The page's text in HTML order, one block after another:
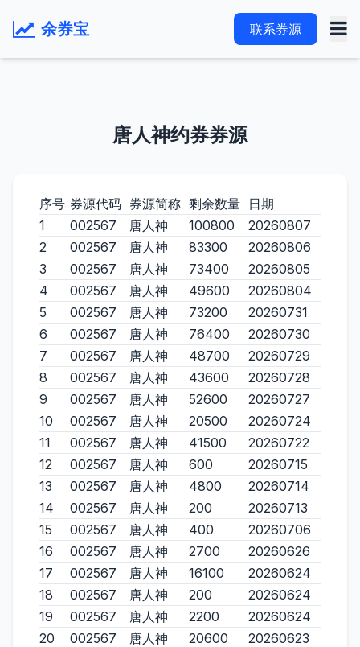
余券宝 联系券源
唐人神约券券源
序号 券源代码 券源简称 剩余数量 日期
1
002567 唐人神 100800
20260807
2
002567 唐人神 83300
20260806
3
002567 唐人神 73400
20260805
4
002567 唐人神 49600
20260804
5
002567 唐人神 73200
20260731
6
002567 唐人神 76400
20260730
7
002567 唐人神 48700
20260729
8
002567 唐人神 43600
20260728
9
002567 唐人神 52600
20260727
10
002567 唐人神 20500
20260724
11
002567 唐人神 41500
20260722
12
002567 唐人神 600
20260715
13
002567 唐人神 4800
20260714
14
002567 唐人神 200
20260713
15
002567 唐人神 400
20260706
16
002567 唐人神 2700
20260626
17
002567 唐人神 16100
20260624
18
002567 唐人神 200
20260624
19
002567 唐人神 2200
20260624
20
002567 唐人神 20600
20260623